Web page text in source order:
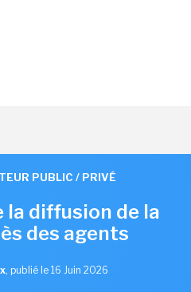
PUBLIC / PRIVÉ
la diffusion de la
des agents
, publié le 16 Juin 2026